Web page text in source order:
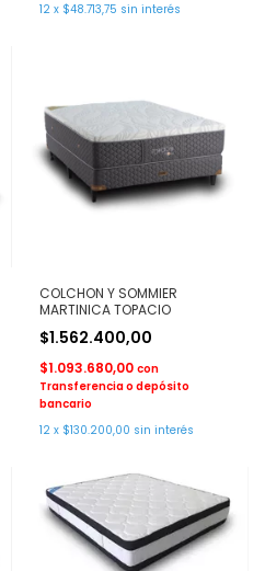
12 x $48.713,75 sin interés
COLCHON Y SOMMIER
MARTINICA TOPACIO
$1.562.400,00
$1.093.680,00 con
Transferencia o depósito
bancario
12 x $130.200,00 sin interés